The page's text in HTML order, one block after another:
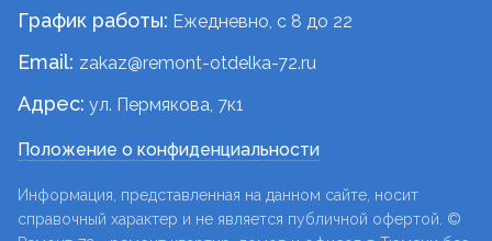
График работы: Ежедневно, c 8 до 22
Email: zakaz@remont-otdelka-72.ru
Адрес: ул. Пермякова, 7к1
Положение о конфиденциальности
Информация, представленная на данном сайте, носит
справочный характер и не является публичной офертой. ©